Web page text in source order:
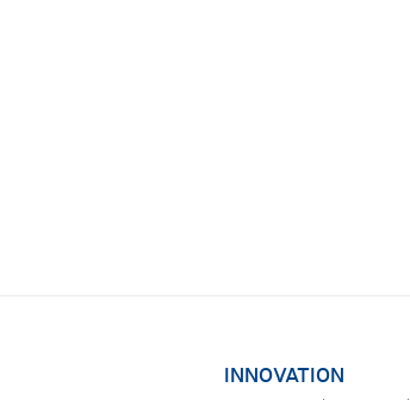
INNOVATION